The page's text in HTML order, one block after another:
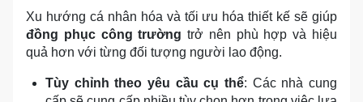
Xu hướng cá nhân hóa và tối ưu hóa thiết kế sẽ giúp
đồng phục công trường trở nên phù hợp và hiệu
quả hơn với từng đối tượng người lao động.
Tùy chỉnh theo yêu cầu cụ thể: Các nhà cung